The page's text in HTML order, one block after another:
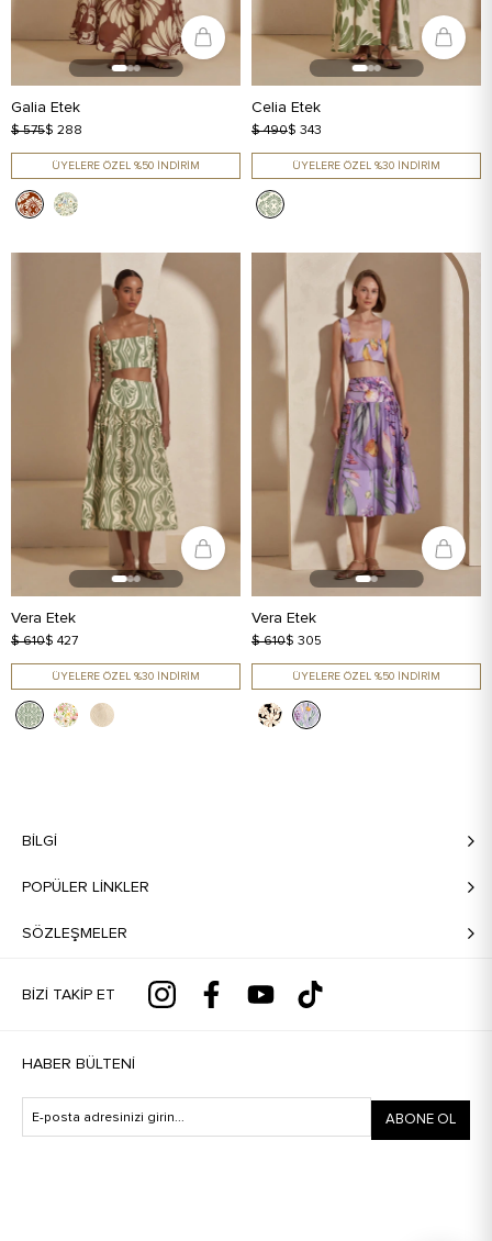
Galia Etek
$ 575$ 288
ÜYELERE ÖZEL %50 İNDİRİM
Celia Etek
$ 490$ 343
ÜYELERE ÖZEL %30 İNDİRİM
Vera Etek
$ 610$ 427
ÜYELERE ÖZEL %30 İNDİRİM
Vera Etek
$ 610$ 305
ÜYELERE ÖZEL %50 İNDİRİM
BILGI
POPÜLER LİNKLER
SÖZLEŞMELER
BIZI TAKIP ET
HABER BÜLTENI
ABONE OL